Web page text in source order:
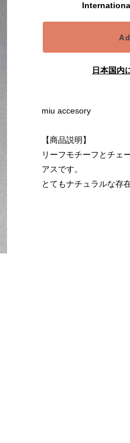
日本国内
miu accesory
【商品説明】
リーフモチーフとチェ
アスです。
とてもナチュラルな存